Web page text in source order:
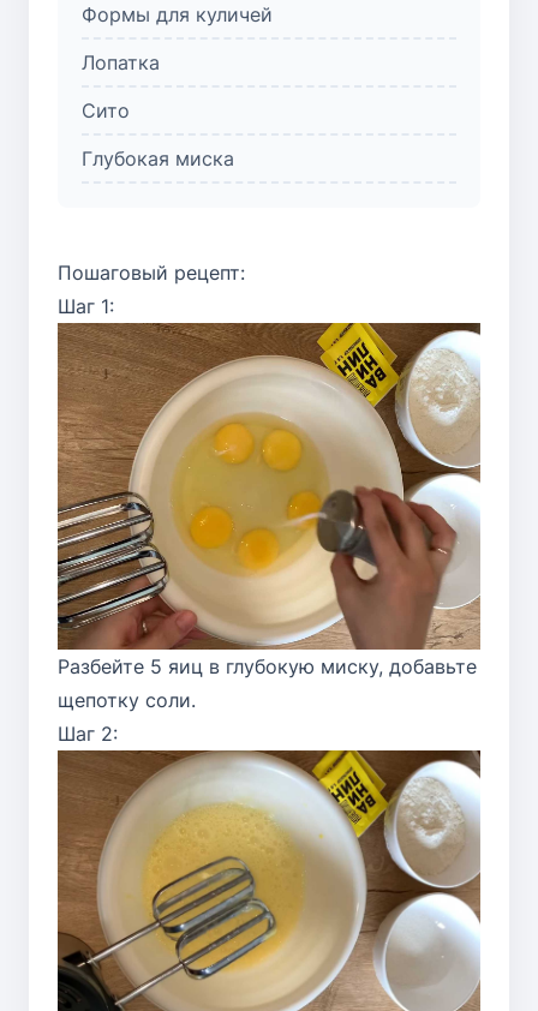
Формы для куличей
Лопатка
Сито
Глубокая миска
Пошаговый рецепт:
Шаг 1:
Разбейте 5 яиц в глубокую миску, добавьте
щепотку соли.
Шаг 2: